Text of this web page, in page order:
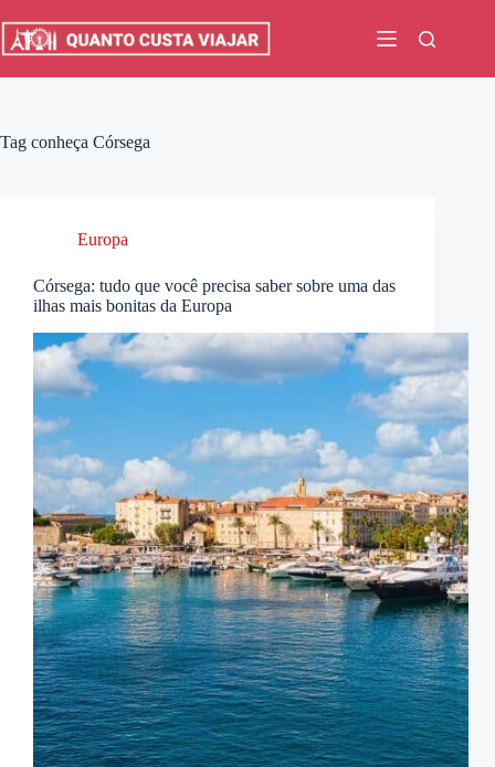
para
Tag conheça Córsega
Europa
Córsega: tudo que você precisa saber sobre uma das
ilhas mais bonitas da Europa